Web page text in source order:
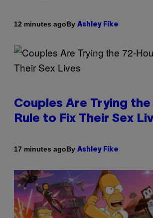
12 minutes agoBy Ashley Fike
Couples Are Trying
Rule to Fix Their Sex
17 minutes agoBy Ashley Fike